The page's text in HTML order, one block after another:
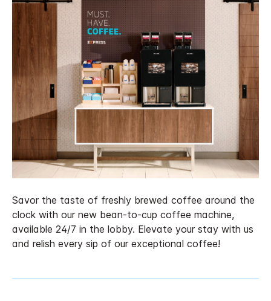
Savor the taste of freshly brewed coffee around the
clock with our new bean-to-cup coffee machine,
available 24/7 in the lobby. Elevate your stay with us
and relish every sip of our exceptional coffee!